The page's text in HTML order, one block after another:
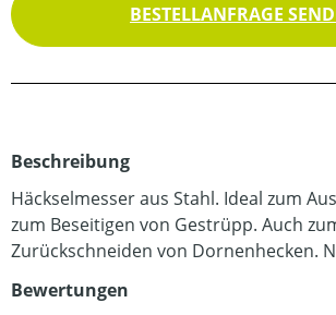
BESTELLANFRAGE
Beschreibung
Häckselmesser aus Stahl. Ideal zum
zum Beseitigen von Gestrüpp. Auch
Zurückschneiden von Dornenhecken.
Bewertungen